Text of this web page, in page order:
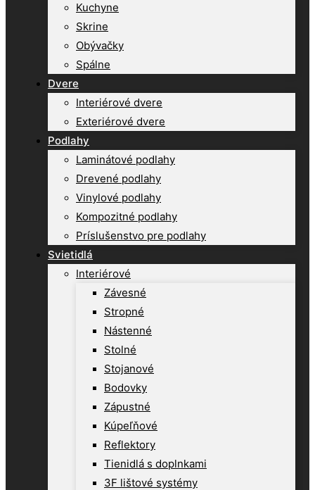
Kuchyne
Skrine
Obývačky
Spálne
Dvere
Interiérové dvere
Exteriérové dvere
Podlahy
Laminátové podlahy
Drevené podlahy
Vinylové podlahy
Kompozitné podlahy
Príslušenstvo pre podlahy
Svietidlá
Interiérové
Závesné
Stropné
Nástenné
Stolné
Stojanové
Bodovky
Zápustné
Kúpeľňové
Reflektory
Tienidlá s doplnkami
3F lištové systémy